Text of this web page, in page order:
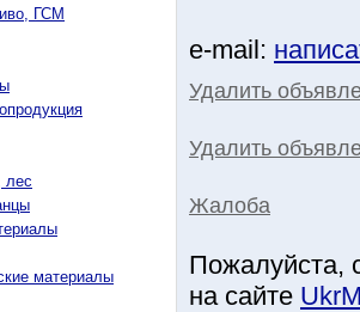
ГСМ
лес
материалы
e-mail:
Удалить
Удалить
Жалоба
Пожалуйста,
на сайте